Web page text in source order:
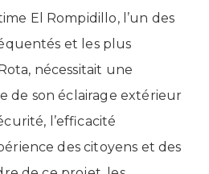
El Rompidillo, l’un des
et les plus
nécessitait une
de son éclairage extérieur
l’efficacité
des citoyens et des